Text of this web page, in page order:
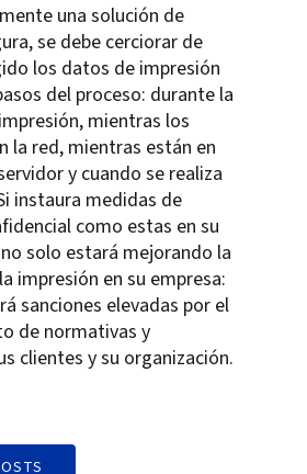
una solución de
se debe cerciorar de
los datos de impresión
del proceso: durante la
mientras los
la red, mientras están en
y cuando se realiza
instaura medidas de
como estas en su
solo estará mejorando la
impresión en su empresa:
sanciones elevadas por el
de normativas y
clientes y su organización.